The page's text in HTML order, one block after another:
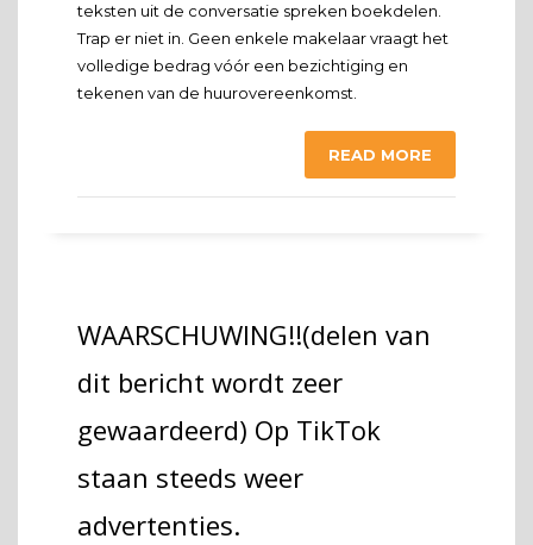
teksten uit de conversatie spreken boekdelen.
Trap er niet in. Geen enkele makelaar vraagt het
volledige bedrag vóór een bezichtiging en
tekenen van de huurovereenkomst.
READ MORE
WAARSCHUWING!!(delen van
dit bericht wordt zeer
gewaardeerd) Op TikTok
staan steeds weer
advertenties.